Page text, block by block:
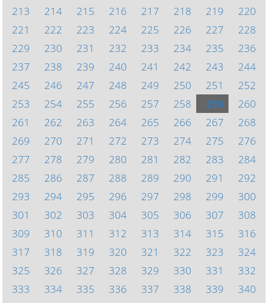
213
214 215 216 217 218 219
220
221
222 223 224 225 226 227
228
229
230 231 232 233 234 235
236
237
238 239 240 241 242 243
244
245
246 247 248 249 250 251
252
253
254 255 256 257 258 259
260
261
262 263 264 265 266 267
268
269
270 271 272 273 274 275
276
277
278 279 280 281 282 283
284
285
286 287 288 289 290 291
292
293
294 295 296 297 298 299
300
301
302 303 304 305 306 307
308
309
310 311 312 313 314 315
316
317
318 319 320 321 322 323
324
325
326 327 328 329 330 331
332
333
334 335 336 337 338 339
340